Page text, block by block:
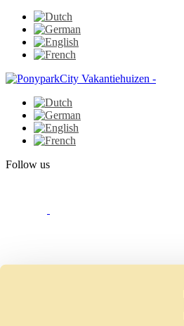
Follow us